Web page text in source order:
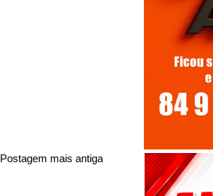
Postagem mais antiga